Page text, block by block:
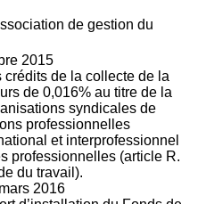
de gestion du
2015
crédits de la collecte de la
de 0,016% au titre de la
syndicales de
professionnelles
et interprofessionnel
professionnelles (article R.
du travail).
mars 2016